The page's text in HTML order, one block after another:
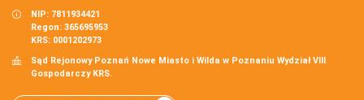
NIP: 7811934421
Regon: 365695953
KRS: 0001202973
Sąd Rejonowy Poznań Nowe Miasto i Wilda w Poznaniu Wydział VIII
Gospodarczy KRS.